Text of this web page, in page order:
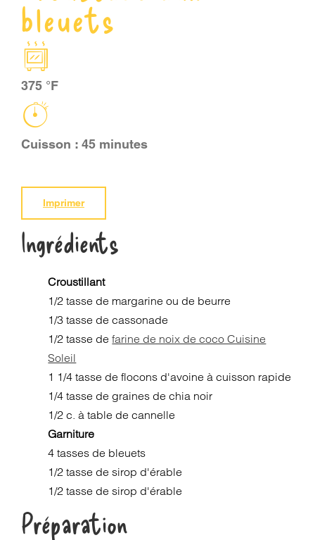
bleuets
375 °F
Cuisson : 45 minutes
Imprimer
Ingrédients
Croustillant
1/2 tasse de margarine ou de beurre
1/3 tasse de cassonade
1/2 tasse defarine de noix de coco Cuisine
Soleil
1 1/4 tasse de flocons d'avoine à cuisson rapide
1/4 tasse de graines de chia noir
1/2 c. à table de cannelle
Garniture
4 tasses de bleuets
1/2 tasse de sirop d'érable
1/2 tasse de sirop d'érable
Préparation